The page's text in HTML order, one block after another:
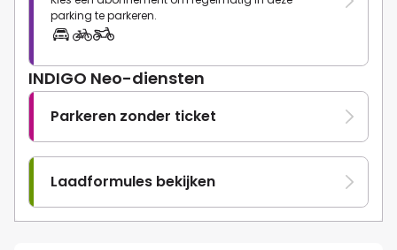
parking te parkeren.
INDIGO Neo-diensten
Parkeren zonder ticket
Laadformules bekijken